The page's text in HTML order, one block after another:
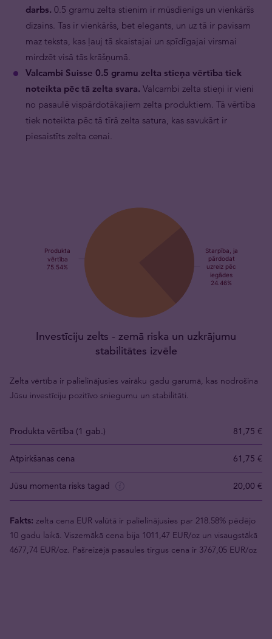
darbs. 0.5 gramu zelta stienim ir mūsdienīgs un vienkāršs
dizains. Tas ir vienkāršs, bet elegants, un uz tā ir pavisam
maz teksta, kas ļauj tā skaistajai un spīdīgajai virsmai
mirdzēt visā tās krāšņumā.
Valcambi Suisse 0.5 gramu zelta stieņa vērtība tiek
noteikta pēc tā zelta svara. Valcambi zelta stieņi ir vieni
no pasaulē vispārdotākajiem zelta produktiem. Tā vērtība
tiek noteikta pēc tā tīrā zelta satura, kas savukārt ir
piesaistīts zelta cenai.
Investīciju zelts - zemā riska un uzkrājumu
stabilitātes izvēle
Zelta vērtība ir palielinājusies vairāku gadu garumā, kas nodrošina
Jūsu investīciju pozitīvo sniegumu un stabilitāti.
Produkta vērtība (1 gab.) 81,75 €
Atpirkšanas cena 61,75 €
Jūsu momenta risks tagad 20,00 €
Fakts: zelta cena EUR valūtā ir palielinājusies par 218.58% pēdējo
10 gadu laikā. Viszemākā cena bija 1011,47 EUR/oz un visaugstākā
4677,74 EUR/oz. Pašreizējā pasaules tirgus cena ir 3767,05 EUR/oz